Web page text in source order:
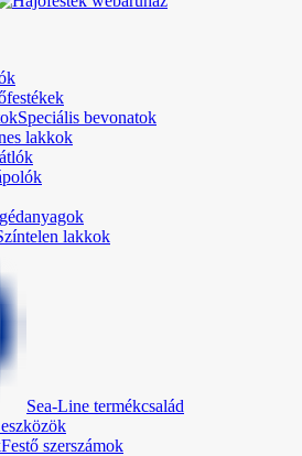
Speciális bevonatok
lakkok
lakkok
Sea-Line termékcsalád
Festő szerszámok